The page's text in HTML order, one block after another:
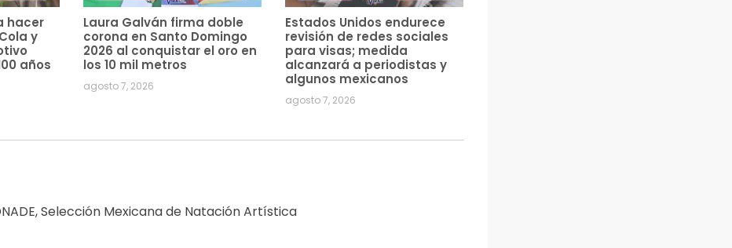
hacer
y
años
Laura Galván firma doble
corona en Santo Domingo
2026 al conquistar el oro en
los 10 mil metros
agosto 7, 2026
Estados Unidos endurece
revisión de redes sociales
para visas; medida
alcanzará a periodistas y
algunos mexicanos
agosto 7, 2026
,Selección Mexicana de Natación Artística